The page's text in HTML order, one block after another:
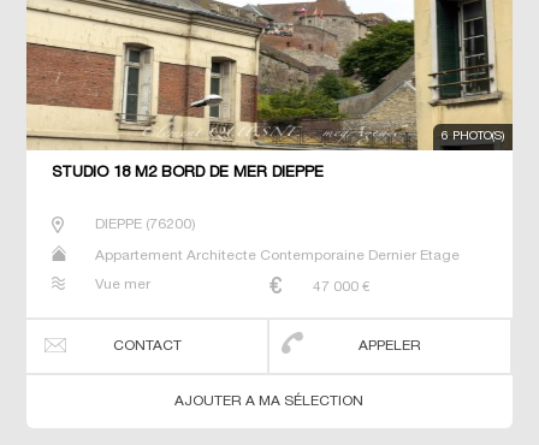
6 PHOTO(S)
STUDIO 18 M2 BORD DE MER DIEPPE
DIEPPE(76200)
Appartement Architecte Contemporaine Dernier Etage
Vue mer
47 000 €
CONTACT APPELER
AJOUTER A MA SÉLECTION